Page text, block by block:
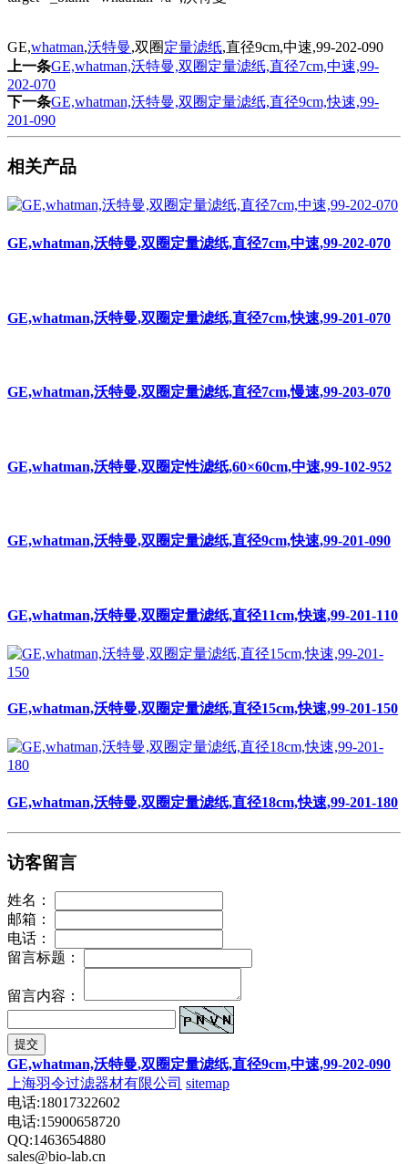
GE,whatman,沃特曼,双圈定量滤纸,直径9cm,中速,99-202-090
上一条GE,whatman,沃特曼,双圈定量滤纸,直径7cm,中速,99-
202-070
下一条GE,whatman,沃特曼,双圈定量滤纸,直径9cm,快速,99-
201-090
相关产品
GE,whatman,沃特曼,双圈定量滤纸,直径7cm,中速,99-202-070
GE,whatman,沃特曼,双圈定量滤纸,直径7cm,快速,99-201-070
GE,whatman,沃特曼,双圈定量滤纸,直径7cm,慢速,99-203-070
GE,whatman,沃特曼,双圈定性滤纸,60×60cm,中速,99-102-952
GE,whatman,沃特曼,双圈定量滤纸,直径9cm,快速,99-201-090
GE,whatman,沃特曼,双圈定量滤纸,直径11cm,快速,99-201-110
GE,whatman,沃特曼,双圈定量滤纸,直径18cm,快速,99-201-180
姓名：
电话：
留言标题：
留言内容：
提交
GE,whatman,沃特曼,双圈定量滤纸,直径9cm,中速,99-202-090
上海羽令过滤器材有限公司
电话:18017322602
电话:15900658720
QQ:1463654880
sales@bio-lab.cn
Powered byCmsEasy